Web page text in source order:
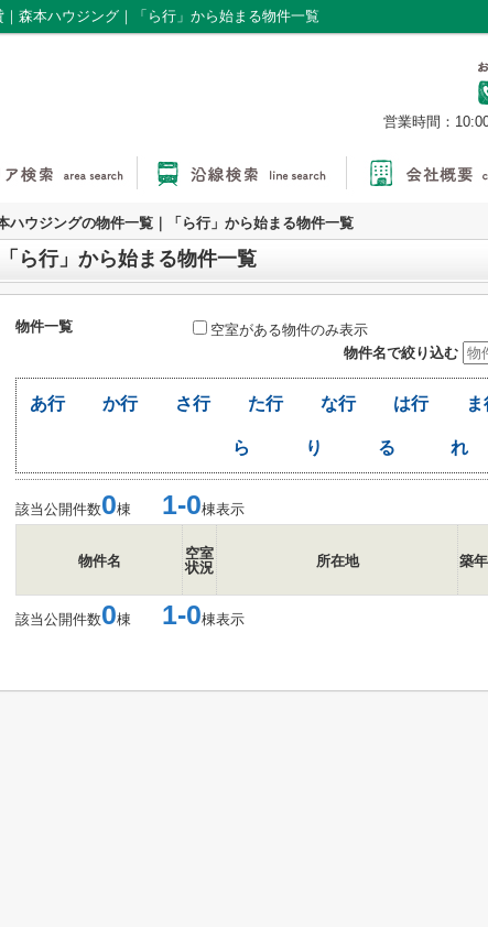
森本ハウジング｜「ら行」から始まる物件一覧
営業時間：
ハウジングの物件一覧｜「ら行」から始まる物件一覧
ら行」から始まる物件一覧
物件一覧
空室がある物件のみ表示
物件名で絞り込む
あ行 か行 さ行 た行 な行 は行
ら り る れ
該当公開件数0棟 1-0棟表示
物件名
空室
状況
所在地 築
該当公開件数0棟 1-0棟表示